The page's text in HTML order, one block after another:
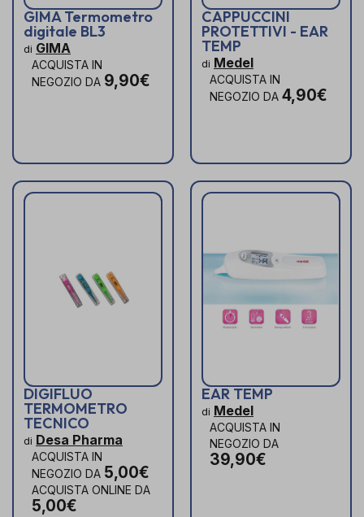
GIMA Termometro
digitale BL3
di GIMA
ACQUISTA IN
NEGOZIO DA 9,90€
CAPPUCCINI
PROTETTIVI - EAR
TEMP
di Medel
ACQUISTA IN
NEGOZIO DA 4,90€
DIGIFLUO
TERMOMETRO
TECNICO
di Desa Pharma
ACQUISTA IN
NEGOZIO DA 5,00€
ACQUISTA ONLINE DA
5,00€
EAR TEMP
di Medel
ACQUISTA IN
NEGOZIO DA
39,90€